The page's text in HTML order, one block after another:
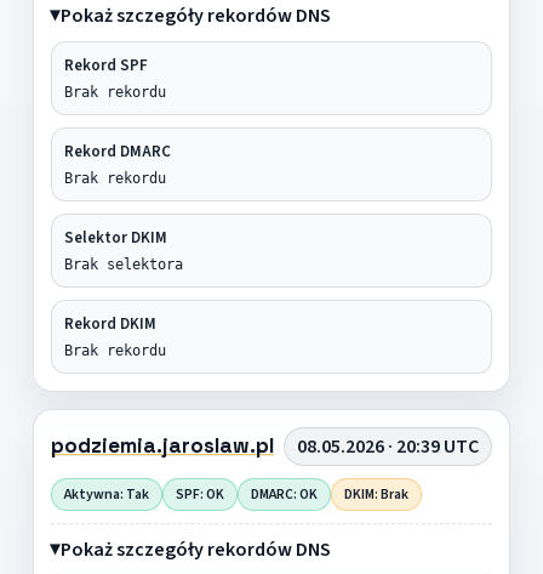
Pokaż szczegóły rekordów DNS
Rekord SPF
Brak rekordu
Rekord DMARC
Brak rekordu
Selektor DKIM
Brak selektora
Rekord DKIM
Brak rekordu
podziemia.jaroslaw.pl 08.05.2026 · 20:39 UTC
Aktywna: Tak SPF: OK DMARC: OK DKIM: Brak
Pokaż szczegóły rekordów DNS